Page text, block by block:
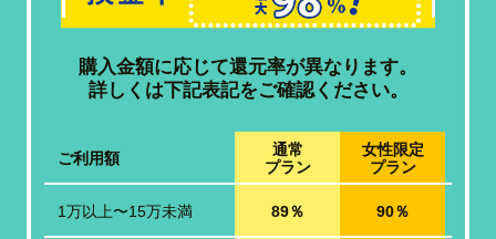
購入金額に応じて還元率が異なります。
詳しくは下記表記をご確認ください。
ご利用額
通常
プラン
女性限定
プラン
1万以上〜15万未満 89％ 90％